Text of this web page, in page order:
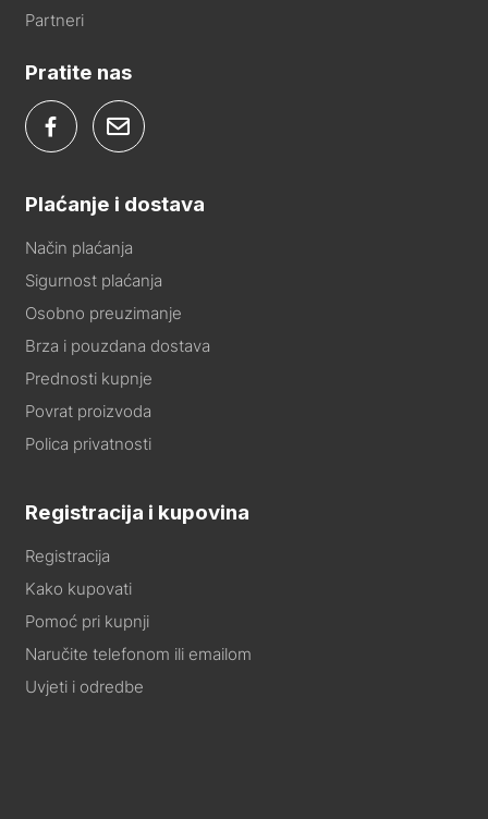
Partneri
Pratite nas
Plaćanje i dostava
Način plaćanja
Sigurnost plaćanja
Osobno preuzimanje
Brza i pouzdana dostava
Prednosti kupnje
Povrat proizvoda
Polica privatnosti
Registracija i kupovina
Registracija
Kako kupovati
Pomoć pri kupnji
Naručite telefonom ili emailom
Uvjeti i odredbe